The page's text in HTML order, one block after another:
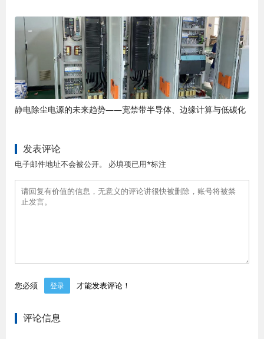
静电除尘电源的未来趋势——宽禁带半导体、边缘计算与低碳化
发表评论
电子邮件地址不会被公开。 必填项已用*标注
您必须 登录 才能发表评论！
评论信息